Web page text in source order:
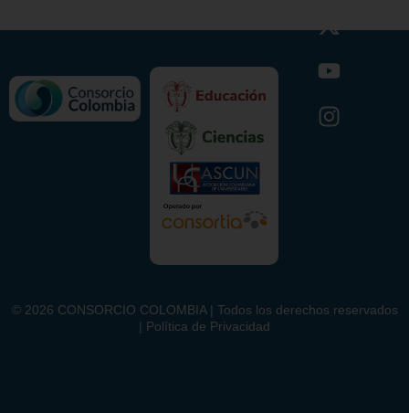
© 2026 CONSORCIO COLOMBIA | Todos los derechos reservados
| Política de Privacidad